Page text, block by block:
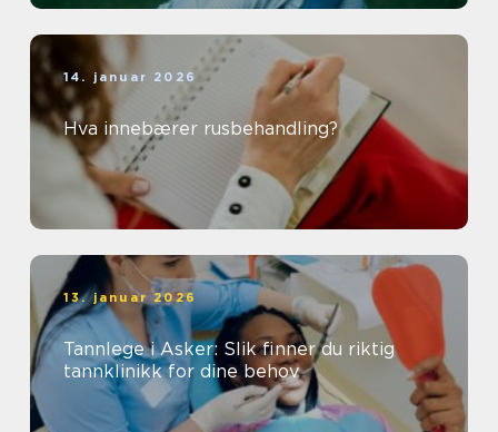
14. januar 2026
Hva innebærer rusbehandling?
13. januar 2026
Tannlege i Asker: Slik finner du riktig
tannklinikk for dine behov